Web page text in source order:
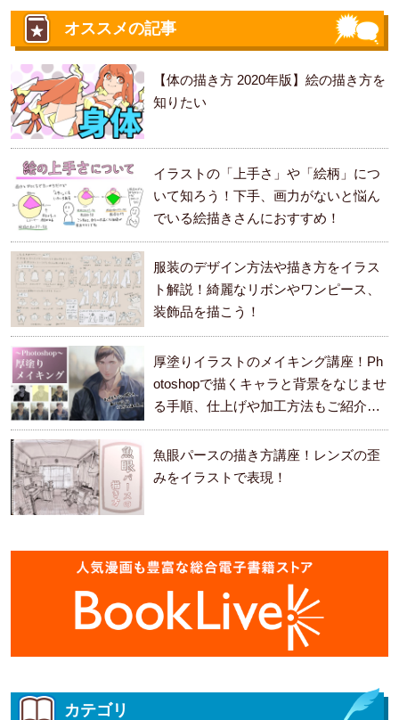
オススメの記事
【体の描き方 2020年版】絵の描き方を
知りたい
イラストの「上手さ」や「絵柄」につ
いて知ろう！下手、画力がないと悩ん
でいる絵描きさんにおすすめ！
服装のデザイン方法や描き方をイラス
ト解説！綺麗なリボンやワンピース、
装飾品を描こう！
厚塗りイラストのメイキング講座！Ph
otoshopで描くキャラと背景をなじませ
る手順、仕上げや加工方法もご紹介し
ます。
魚眼パースの描き方講座！レンズの歪
みをイラストで表現！
カテゴリ